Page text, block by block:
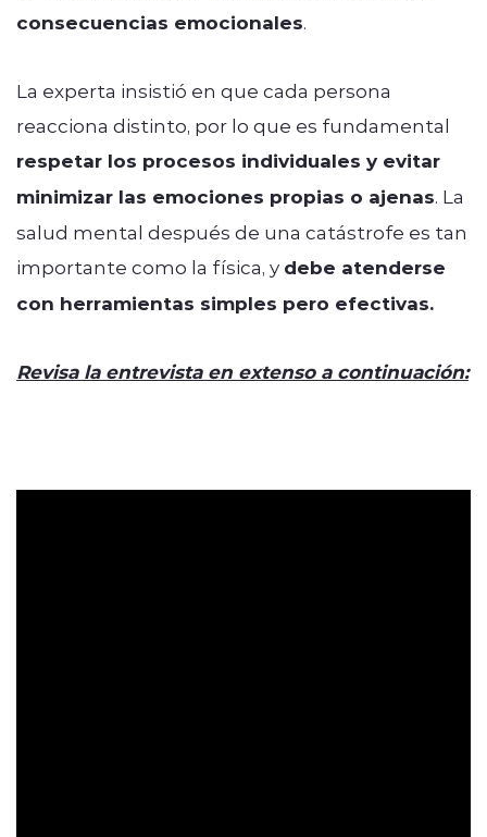
consecuencias emocionales.
La experta insistió en que cada persona
reacciona distinto, por lo que es fundamental
respetar los procesos individuales y evitar
minimizar las emociones propias o ajenas. La
salud mental después de una catástrofe es tan
importante como la física, y debe atenderse
con herramientas simples pero efectivas.
Revisa la entrevista en extenso a continuación: